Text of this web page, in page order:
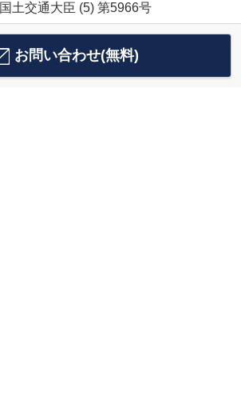
国土交通大臣 (5) 第5966号
お問い合わせ(無料)